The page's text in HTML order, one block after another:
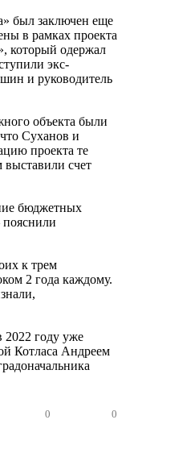
был заключен еще
в рамках проекта
который одержал
экс-
и руководитель
объекта были
Суханов и
проекта те
счет
бюджетных
к трем
2 года каждому.
году уже
Котласа Андреем
0 0